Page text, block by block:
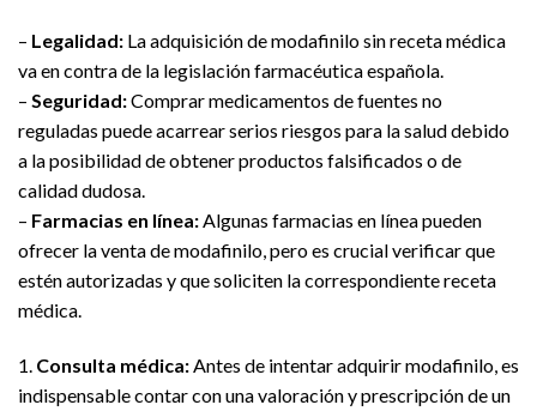
– Legalidad: La adquisición de modafinilo sin receta médica
va en contra de la legislación farmacéutica española.
– Seguridad:Comprar medicamentos de fuentes no
reguladas puede acarrear serios riesgos para la salud debido
a la posibilidad de obtener productos falsificados o de
calidad dudosa.
– Farmacias en línea: Algunas farmacias en línea pueden
ofrecer la venta de modafinilo, pero es crucial verificar que
estén autorizadas y que soliciten la correspondiente receta
médica.
1. Consulta médica: Antes de intentar adquirir modafinilo, es
indispensable contar con una valoración y prescripción de un